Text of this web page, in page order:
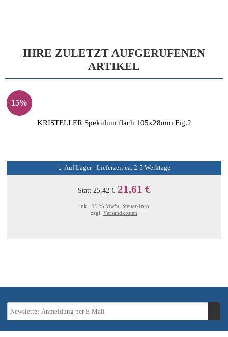
IHRE ZULETZT AUFGERUFENEN
ARTIKEL
15%
KRISTELLER Spekulum flach 105x28mm Fig.2
Auf Lager - Lieferzeit ca. 2-5 Werktage
Statt25,42 € 21,61 €
inkl. 19 % MwSt. Steuer-Info
zzgl. Versandkosten